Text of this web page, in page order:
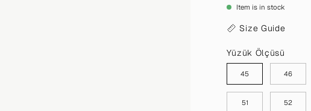
Item is in stock
Size Guide
Yüzük Ölçüsü
45 46
51 52